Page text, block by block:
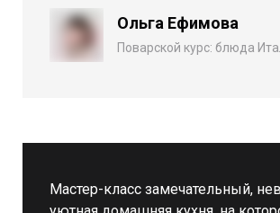
Ольга Ефимова
Поварской курс: блюда
Мастер-класс замечательный,